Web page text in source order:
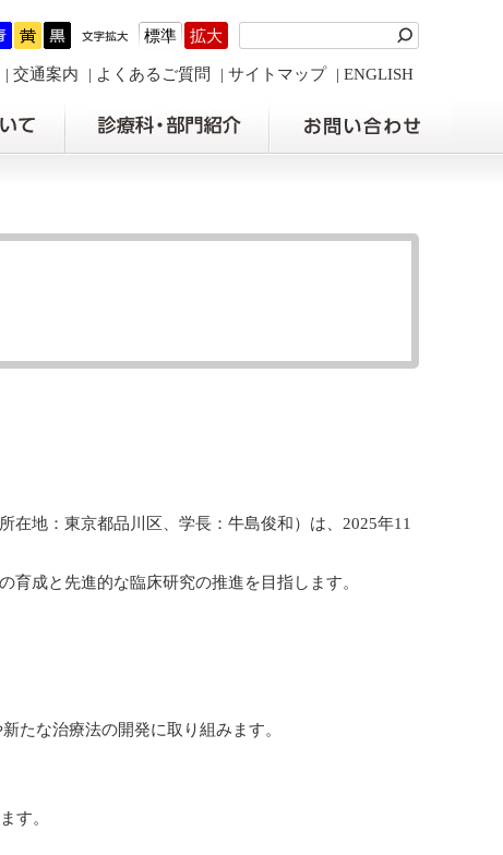
標準 拡大
交通案内 よくあるご質問 サイトマップ ENGLISH
在地：東京都品川区、学⾧：牛島俊和）は、2025年11
成と先進的な臨床研究の推進を目指します。
たな治療法の開発に取り組みます。
す。